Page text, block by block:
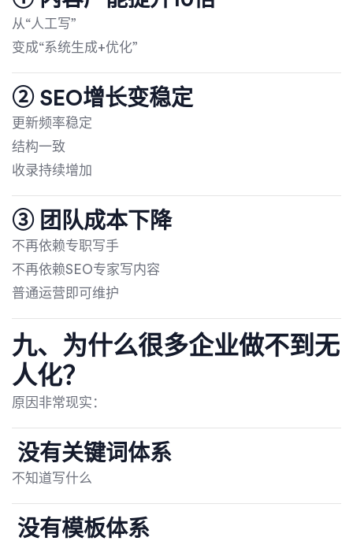
从“人工写”
变成“系统生成+优化”
② SEO增长变稳定
更新频率稳定
结构一致
收录持续增加
③ 团队成本下降
不再依赖专职写手
不再依赖SEO专家写内容
普通运营即可维护
九、为什么很多企业做不到无
人化？
原因非常现实：
没有关键词体系
不知道写什么
没有模板体系